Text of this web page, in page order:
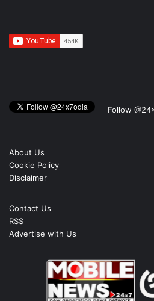
Follow
About Us
Cookie Policy
Disclaimer
Contact Us
RSS
Advertise with Us